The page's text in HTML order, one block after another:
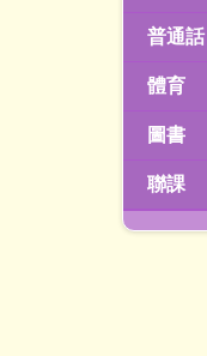
普通話
體育
圖書
聯課